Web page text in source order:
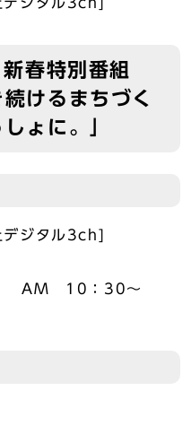
春特別番組
けるまちづく
ょに。」
デジタル3ch]
） AM 10：30～